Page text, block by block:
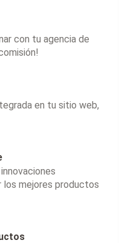
con tu agencia de
en tu sitio web,
mejores productos